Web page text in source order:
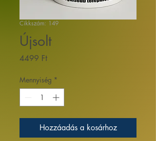
Cikkszám: 149
Újsolt
4499 FtÁr
Mennyiség *
Hozzáadás a kosárhoz